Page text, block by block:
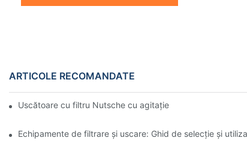
ARTICOLE RECOMANDATE
Uscătoare cu filtru Nutsche cu agitație vs. alte metode de
Echipamente de filtrare și uscare: Ghid de selecție și